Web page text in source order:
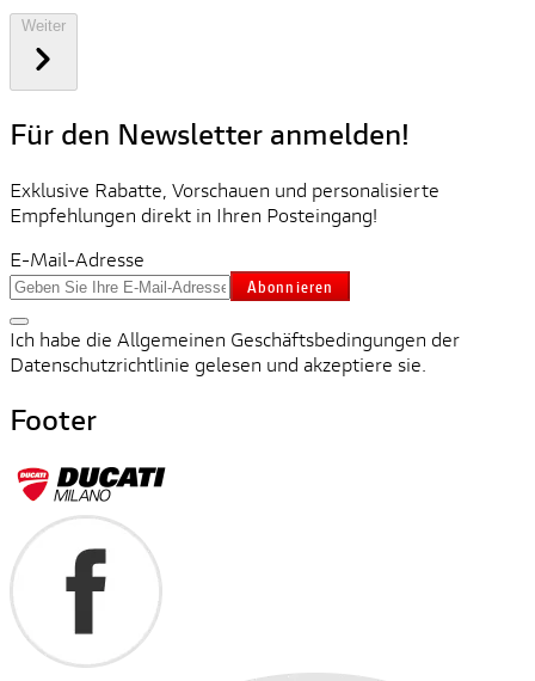
Für den Newsletter anmelden!
Exklusive Rabatte, Vorschauen und personalisierte
Empfehlungen direkt in Ihren Posteingang!
E-Mail-Adresse
Abonnieren
Ich habe die Allgemeinen Geschäftsbedingungen der
Datenschutzrichtlinie gelesen und akzeptiere sie.
Footer